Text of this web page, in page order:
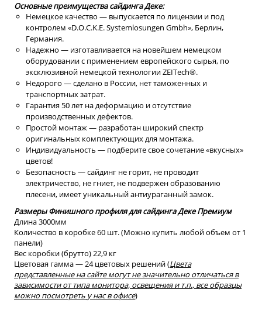
Основные преимущества сайдинга Деке:
Немецкое качество — выпускается по лицензии и под
контролем «D.O.C.K.E. Systemlosungen Gmbh», Берлин,
Германия.
Надежно — изготавливается на новейшем немецком
оборудовании с применением европейского сырья, по
эксклюзивной немецкой технологии ZEITech®.
Недорого — сделано в России, нет таможенных и
транспортных затрат.
Гарантия 50 лет на деформацию и отсутствие
производственных дефектов.
Простой монтаж — разработан широкий спектр
оригинальных комплектующих для монтажа.
Индивидуальность — подберите свое сочетание «вкусных»
цветов!
Безопасность — сайдинг не горит, не проводит
электричество, не гниет, не подвержен образованию
плесени, имеет уникальный антиураганный замок.
Размеры Финишного профиля для сайдинга Деке Премиум
Длина 3000мм
Количество в коробке 60 шт. (Можно купить любой объем от 1
панели)
Вес коробки (брутто) 22,9 кг
Цветовая гамма — 24 цветовых решений (Цвета
представленные на сайте могут не значительно отличатьсяв
зависимости от типа монитора, освещения и т.п., все образцы
можно посмотреть у нас в офисе)